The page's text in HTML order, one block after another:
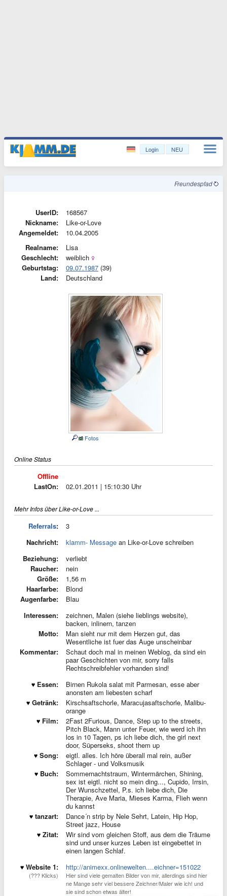
Login NEU
Freundespfad
UserID:
168567
Nickname:
Like-or-Love
Angemeldet:
10.04.2005
Realname:
Lisa
Geschlecht:
weiblich
Geburtstag:
09.07.1987 (39)
Land:
Deutschland
Fotos
Online Status
Offline
LastOn:
02.01.2011 | 15:10:30 Uhr
Mehr Infos über Like-or-Love ...
Referrals:
3
Nachricht:
klamm- Message an Like-or-Love schreiben
Beziehung:
verliebt
Raucher:
nein
Größe:
1,56 m
Haarfarbe:
Blond
Augenfarbe:
Blau
Interessen:
zeichnen, Malen (siehe lieblings website),
backen, inlinern, tanzen
Motto:
Man sieht nur mit dem Herzen gut, das
Wesentliche ist fuer das Auge unscheinbar
Kommentar:
Schaut doch mal in meinen Weblog, da sind ein
paar Geschichten von mir, sorry falls
Rechtschreibfehler vorhanden sind!
Essen:
Birnen Rukola salat mit Parmesan, esse aber
anonsten am liebesten scharf
Getränk:
Kirschsaftschorle, Maracujasaftschorle, Malibu-
orange
Film:
2Fast 2Furious, Dance, Step up to the streets,
Pitch Black, Mann unter Feuer, wie werd ich ihn
los in 10 Tagen, ps ich liebe dich, the girl next
door, Süperseks, shoot them up
Song:
eigtl. alles. Ich höre überall mal rein, außer
Schlager - und Volksmusik
Buch:
Sommernachtstraum, Wintermärchen, Shining,
sex ist eigtl. nicht so mein ding..., Cupido, Irrsin,
Der Wunschzettel, P.s. ich liebe dich, Die
Therapie, Ave Maria, Mieses Karma, Flieh wenn
du kannst
tanzart:
Dance´n strip by Nele Sehrt, Latein, Hip Hop,
Street jazz, House
Zitat:
Wir sind vom gleichen Stoff, aus dem die Träume
sind und unser kurzes Leben ist eingebettet in
einen langen Schlaf.
Website 1:
(??? Klicks)
http://animexx.onlinewelten....eichner=151022
Hier sind viele gemalten Bilder von mir, allerdings sind hier
ne Mange sehr viel bessere Zeichner/Maler wie ich! und
sie sind schon etwas älter!